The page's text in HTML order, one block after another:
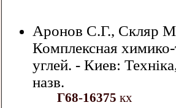
Аронов С.Г., Скляр
Комплексная химико-
углей. - Киев:
назв.
Г68-16375 кх